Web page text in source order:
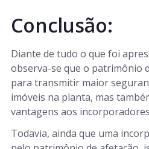
Conclusão:
Diante de tudo o que foi
observa-se que o patrimônio
para transmitir maior
imóveis na planta, mas
vantagens aos
Todavia, ainda que uma